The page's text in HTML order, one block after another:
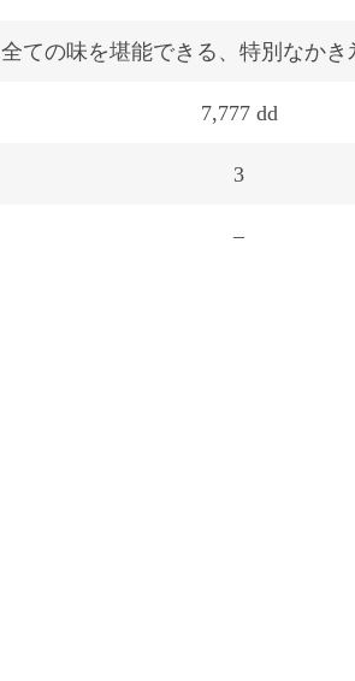
全ての味を堪能できる、特別なかき
7,777 dd
3
–